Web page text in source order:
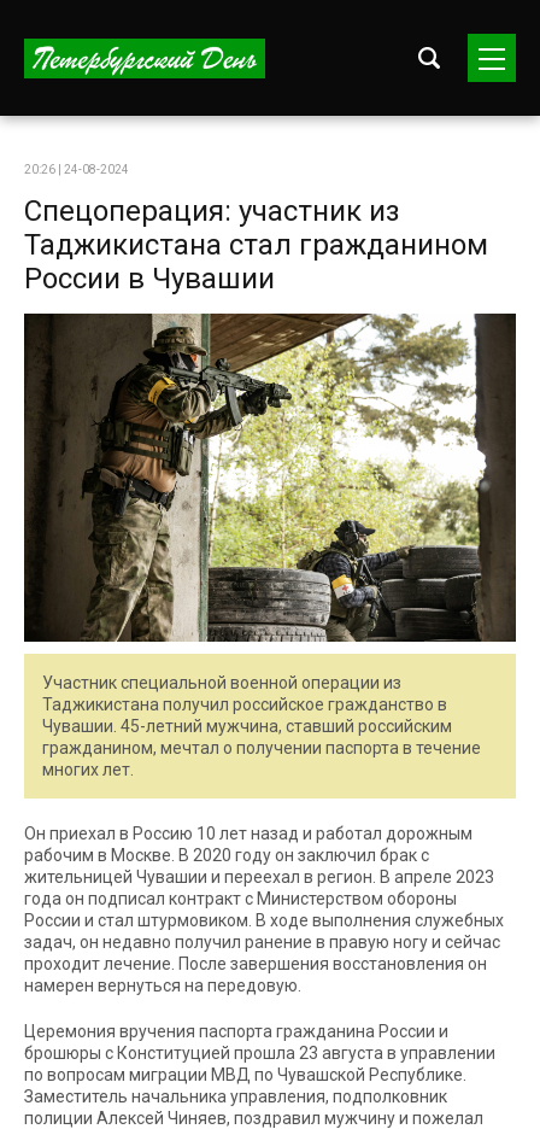
20:26 | 24-08-2024
Спецоперация: участник из
Таджикистана стал гражданином
России в Чувашии
Участник специальной военной операции из
Таджикистана получил российское гражданство в
Чувашии. 45-летний мужчина, ставший российским
гражданином, мечтал о получении паспорта в течение
многих лет.
Он приехал в Россию 10 лет назад и работал дорожным
рабочим в Москве. В 2020 году он заключил брак с
жительницей Чувашии и переехал в регион. В апреле 2023
года он подписал контракт с Министерством обороны
России и стал штурмовиком. В ходе выполнения служебных
задач, он недавно получил ранение в правую ногу и сейчас
проходит лечение. После завершения восстановления он
намерен вернуться на передовую.
Церемония вручения паспорта гражданина России и
брошюры с Конституцией прошла 23 августа в управлении
по вопросам миграции МВД по Чувашской Республике.
Заместитель начальника управления, подполковник
полиции Алексей Чиняев, поздравил мужчину и пожелал